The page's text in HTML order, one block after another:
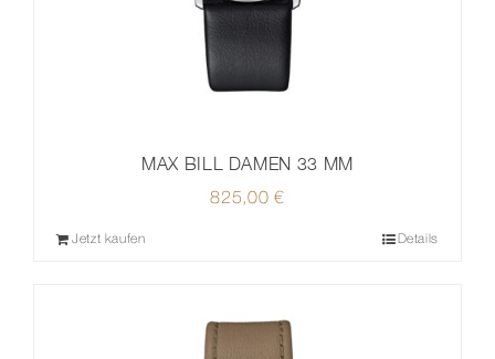
MAX BILL DAMEN 33 MM
825,00 €
Jetzt kaufen Details